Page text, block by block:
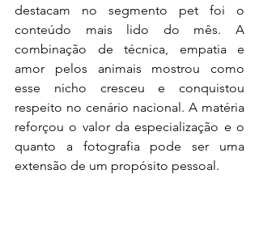
destacam no segmento pet foi o
conteúdo mais lido do mês. A
combinação de técnica, empatia e
amor pelos animais mostrou como
esse nicho cresceu e conquistou
respeito no cenário nacional. A matéria
reforçou o valor da especialização e o
quanto a fotografia pode ser uma
extensão de um propósito pessoal.